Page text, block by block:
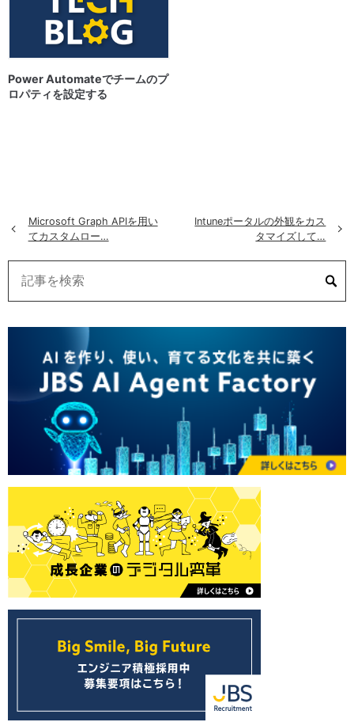
Power Automateでチームのプ
ロパティを設定する
«
Microsoft Graph APIを用い
てカスタムロー…
Intuneポータルの外観をカス
タマイズして…
»